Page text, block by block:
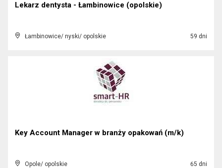
Lekarz dentysta - Łambinowice (opolskie)
Łambinowice/ nyski/ opolskie 59 dni
Key Account Manager w branży opakowań (m/k)
Opole/ opolskie 65 dni